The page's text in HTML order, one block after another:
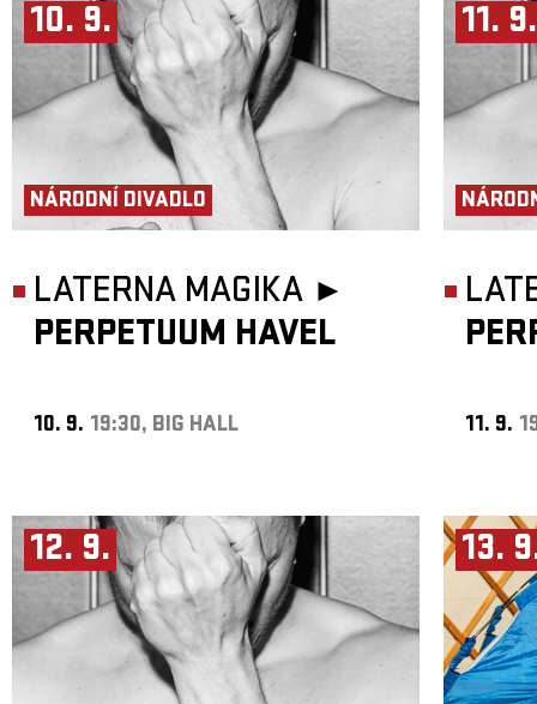
10. 9.
NÁRODNÍ DIVADLO
LATERNA MAGIKA ►
PERPETUUM HAVEL
10. 9. 19:30, BIG HALL
11. 9.
11. 9.
12. 9. 13.